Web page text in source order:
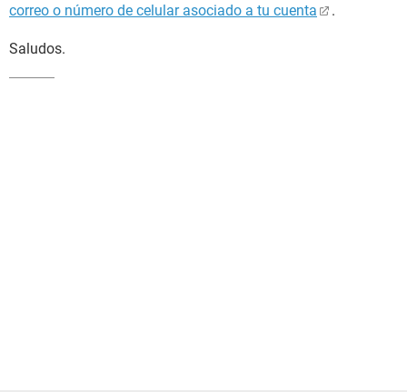
correo o número de celular asociado a tu cuenta
.
Saludos.